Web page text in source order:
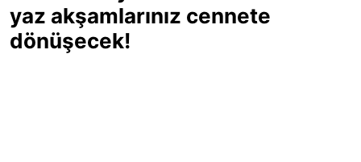
yaz akşamlarınız cennete
dönüşecek!